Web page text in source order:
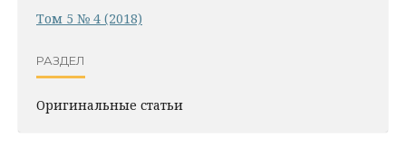
Том 5 № 4 (2018)
РАЗДЕЛ
Оригинальные статьи